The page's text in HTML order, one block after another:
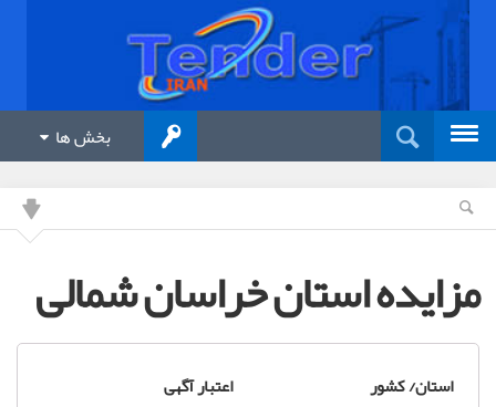
بخش ها
مزایده استان خراسان شمالی
استان/ کشور اعتبار آگهی